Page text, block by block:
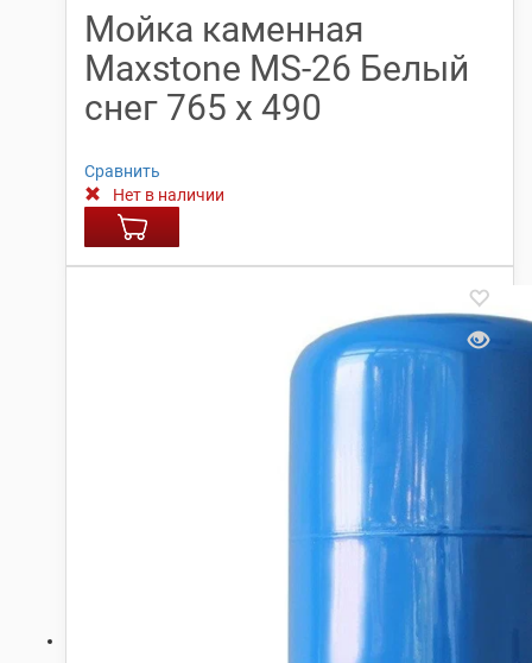
Мойка каменная
Maxstone МS-26 Белый
снег 765 х 490
Сравнить
Нет в наличии